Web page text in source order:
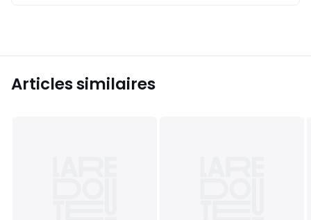
Articles similaires